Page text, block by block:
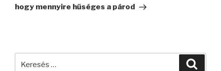
hogy mennyire hűséges a párod